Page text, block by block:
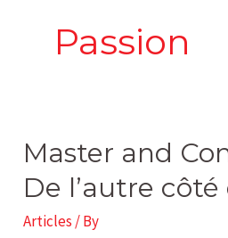
Passion
Master and
De l’autre
Articles / By
Master
and
Commander